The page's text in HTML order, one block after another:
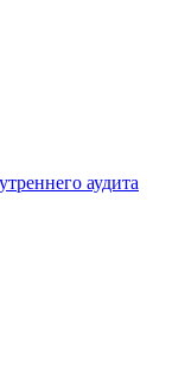
аудита